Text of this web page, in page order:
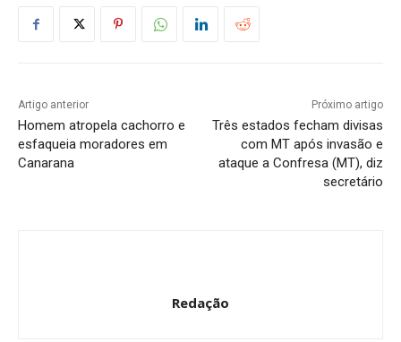
Artigo anterior
Homem atropela cachorro e
esfaqueia moradores em
Canarana
Próximo artigo
Três estados fecham divisas
com MT após invasão e
ataque a Confresa (MT), diz
secretário
Redação